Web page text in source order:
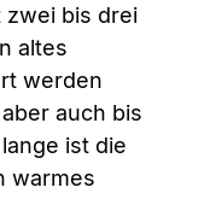
zwei bis drei
altes
werden
auch bis
ist die
warmes